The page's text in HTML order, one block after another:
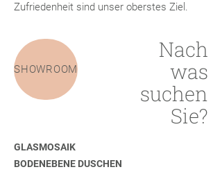
Zufriedenheit sind unser oberstes Ziel.
Nach
was
suchen
Sie?
SHOWROOM
GLASMOSAIK
BODENEBENE DUSCHEN